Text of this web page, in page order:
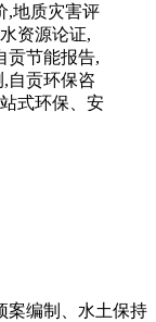
案编制、水土保持